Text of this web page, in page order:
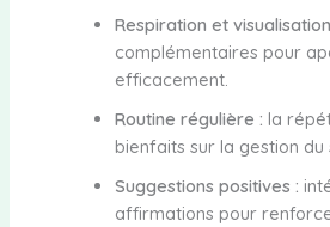
Respiration et
complémentaires pour
efficacement.
Routine régulière : la
bienfaits sur la gestion du
Suggestions positives :
affirmations pour